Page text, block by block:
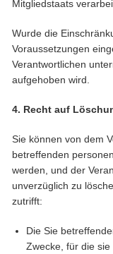
Mitgliedstaats
Wurde die
Voraussetzungen
Verantwortlichen
aufgehoben wird.
4. Recht auf
Sie können von dem
betreffenden
werden, und der
unverzüglich zu
zutrifft:
Die Sie
Zwecke, für die